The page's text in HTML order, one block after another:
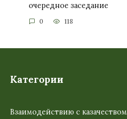
очередное заседание
0 118
Категории
Взаимодействию с казачеством